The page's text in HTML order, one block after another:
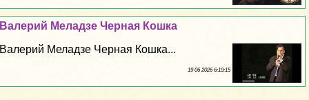
Валерий Меладзе Черная Кошка
Валерий Меладзе Черная Кошка...
19 06 2026 6:19:15